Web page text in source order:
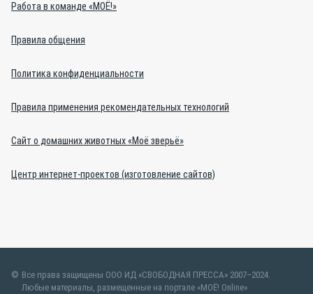
Работа в команде «МОЁ!»
Правила общения
Политика конфиденциальности
Правила применения рекомендательных технологий
Сайт о домашних животных «Моё зверьё»
Центр интернет-проектов (изготовление сайтов)
Все права защищены ООО ИД «СВОБОДНАЯ ПРЕССА» 2007–2024.
Любые материалы, размещенные на портале «МОЁ! Online»